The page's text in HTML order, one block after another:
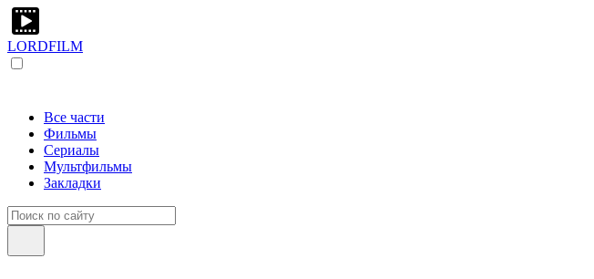
LORDFILM
Все части
Фильмы
Сериалы
Мультфильмы
Закладки